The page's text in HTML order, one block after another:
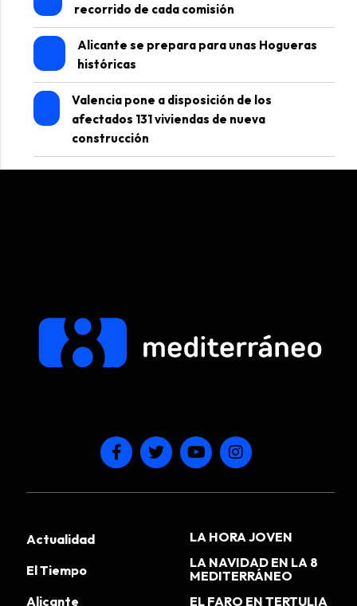
recorrido de cada comisión
Alicante se prepara para unas Hogueras
históricas
Valencia pone a disposición de los
afectados 131 viviendas de nueva
construcción
Actualidad
El Tiempo
Alicante
LA HORA JOVEN
LA NAVIDAD EN LA 8
MEDITERRÁNEO
EL FARO EN TERTULIA